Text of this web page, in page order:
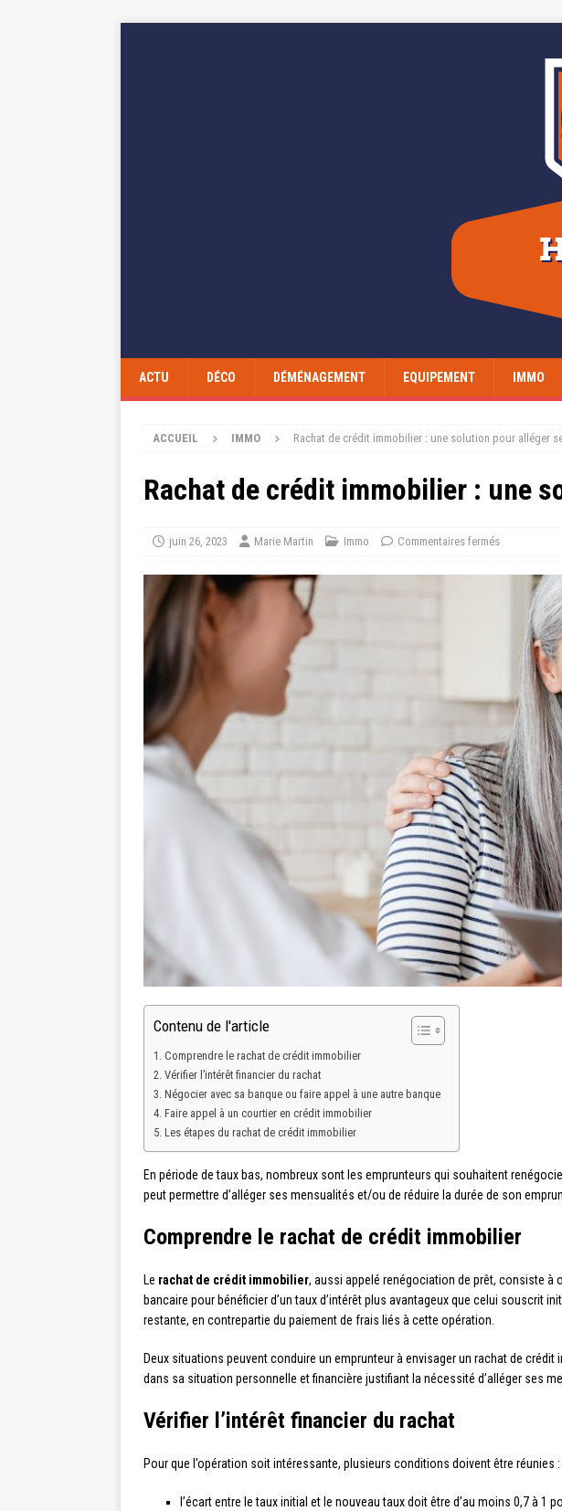
ACTU DÉCO DÉMÉNAGEMENT EQUIPEMENT IMMO
ACCUEIL IMMO Rachat de crédit immobilier : une solution pour alléger
Rachat de crédit immobilier : une
juin 26, 2023 Marie Martin Immo Commentaires fermés
Contenu de l'article
Comprendre le rachat de crédit immobilier
Vérifier l’intérêt financier du rachat
Négocier avec sa banque ou faire appel à une autre banque
Faire appel à un courtier en crédit immobilier
Les étapes du rachat de crédit immobilier
En période de taux bas, nombreux sont les emprunteurs qui souhaitent
peut permettre d’alléger ses mensualités et/ou de réduire la durée de son
Comprendre le rachat de crédit immobilier
Le rachat de crédit immobilier, aussi appelé renégociation de prêt, consiste à
bancaire pour bénéficier d’un taux d’intérêt plus avantageux que celui souscrit
restante, en contrepartie du paiement de frais liés à cette opération.
Deux situations peuvent conduire un emprunteur à envisager un rachat de
dans sa situation personnelle et financière justifiant la nécessité d’alléger ses
Vérifier l’intérêt financier du rachat
Pour que l’opération soit intéressante, plusieurs conditions doivent être réunies :
l’écart entre le taux initial et le nouveau taux doit être d’au moins 0,7 à